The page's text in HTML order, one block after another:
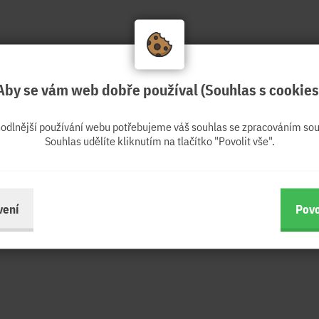
se vám web dobře používal (Souhlas s
používání webu potřebujeme váš souhlas se zpracováním
Souhlas udělíte kliknutím na tlačítko "Povolit vše".